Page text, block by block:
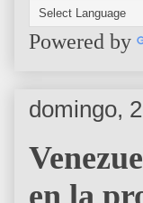
Powered by
domingo,
en la